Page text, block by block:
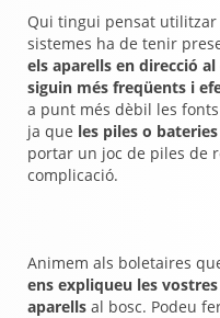
Qui tingui pensat utilitzar
sistemes ha de tenir
els aparells en direcció
siguin més freqüents i
a punt més dèbil les fonts
ja que les piles o
portar un joc de piles de
complicació.
Animem als boletaires
ens expliqueu les
aparells al bosc. Podeu